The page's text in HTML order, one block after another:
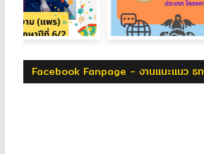
Facebook Fanpage - งานแนะแนว ธท